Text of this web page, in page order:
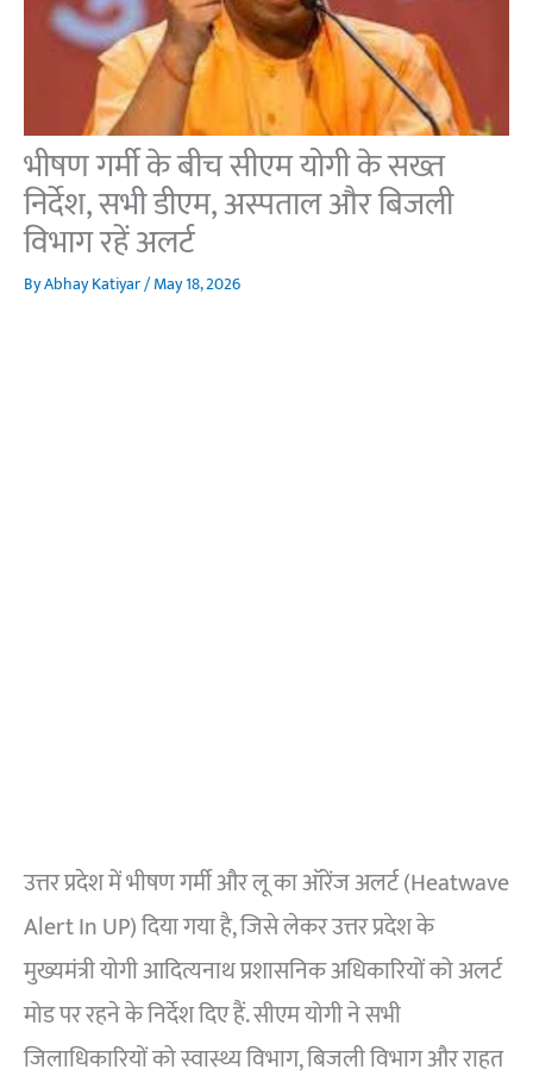
भीषण गर्मी के बीच सीएम योगी के सख्त
निर्देश, सभी डीएम, अस्पताल और बिजली
विभाग रहें अलर्ट
ByAbhay Katiyar/May 18, 2026
उत्तर प्रदेश में भीषण गर्मी और लू का ऑरेंज अलर्ट (Heatwave
Alert In UP) दिया गया है, जिसे लेकर उत्तर प्रदेश के
मुख्यमंत्री योगी आदित्यनाथ प्रशासनिक अधिकारियों को अलर्ट
मोड पर रहने के निर्देश दिए हैं. सीएम योगी ने सभी
जिलाधिकारियों को स्वास्थ्य विभाग, बिजली विभाग और राहत